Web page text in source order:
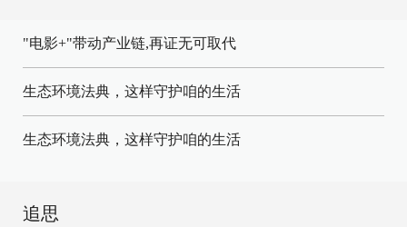
"电影+"带动产业链,再证无可取代
生态环境法典，这样守护咱的生活
生态环境法典，这样守护咱的生活
追思